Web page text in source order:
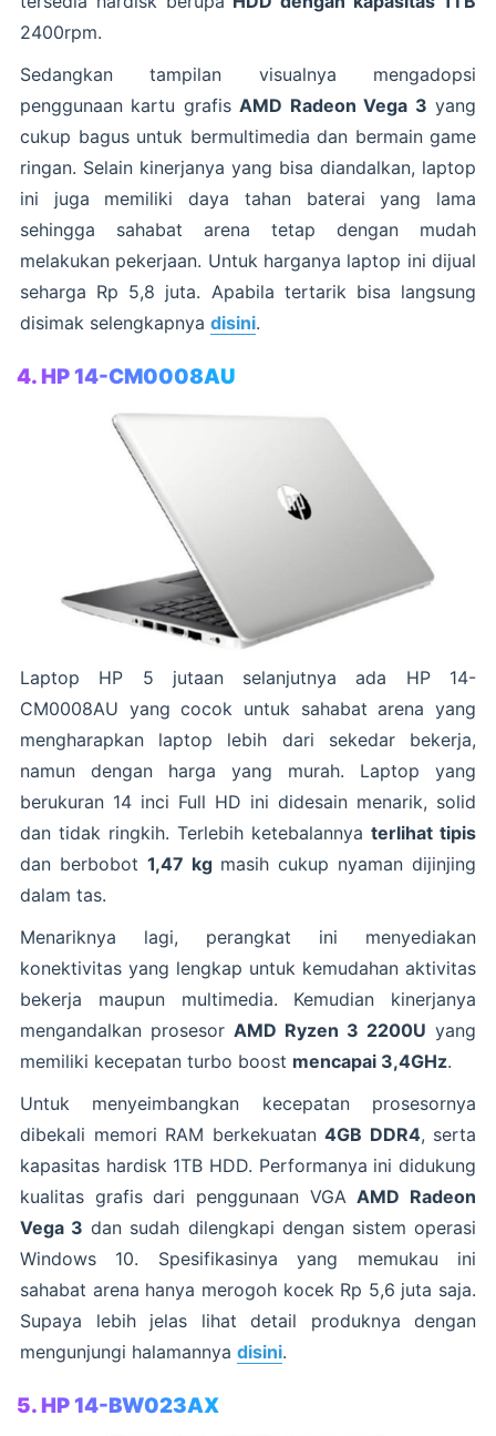
2400rpm.
Sedangkan tampilan visualnya mengadopsi
penggunaan kartu grafisAMD Radeon Vega 3 yang
cukup bagus untuk bermultimedia dan bermain game
ringan. Selain kinerjanya yang bisa diandalkan, laptop
ini juga memiliki daya tahan baterai yang lama
sehingga sahabat arena tetap dengan mudah
melakukan pekerjaan. Untuk harganya laptop ini dijual
seharga Rp 5,8 juta. Apabila tertarik bisa langsung
disimak selengkapnya disini.
4. HP 14-CM0008AU
Laptop HP 5 jutaan selanjutnya ada HP 14-
CM0008AU yang cocok untuk sahabat arena yang
mengharapkan laptop lebih dari sekedar bekerja,
namun dengan harga yang murah. Laptop yang
berukuran 14 inci Full HD ini didesain menarik, solid
dan tidak ringkih. Terlebih ketebalannya terlihat tipis
dan berbobot 1,47 kgmasih cukup nyaman dijinjing
dalam tas.
Menariknya lagi, perangkat ini menyediakan
konektivitas yang lengkap untuk kemudahan aktivitas
bekerja maupun multimedia. Kemudian kinerjanya
mengandalkan prosesor AMD Ryzen 3 2200U yang
memiliki kecepatan turbo boost mencapai 3,4GHz.
Untuk menyeimbangkan kecepatan prosesornya
dibekali memori RAM berkekuatan 4GB DDR4, serta
kapasitas hardisk 1TB HDD. Performanya ini didukung
kualitas grafis dari penggunaan VGAAMD Radeon
Vega 3 dan sudah dilengkapi dengan sistem operasi
Windows 10. Spesifikasinya yang memukau ini
sahabat arena hanya merogoh kocek Rp 5,6 juta saja.
Supaya lebih jelas lihat detail produknya dengan
mengunjungi halamannya disini.
5. HP 14-BW023AX